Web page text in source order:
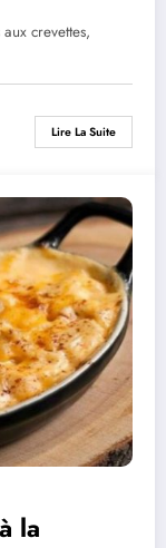
crevettes,
Lire La Suite
la